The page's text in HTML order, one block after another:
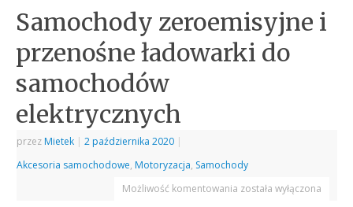
Samochody zeroemisyjne i
przenośne ładowarki do
samochodów
elektrycznych
przez Mietek | 2 października 2020 |
Akcesoria samochodowe, Motoryzacja, Samochody
Możliwość komentowania została wyłączona